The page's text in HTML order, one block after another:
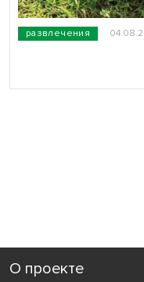
развлечения
О проекте